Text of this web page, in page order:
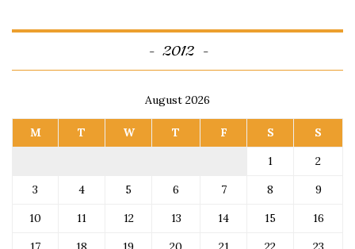
2012
August 2026
M T W T F S S
1
2
3
4 5 6 7 8
9
10
11 12 13 14 15
16